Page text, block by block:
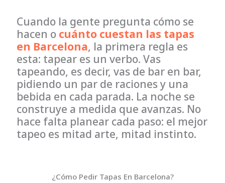
Cuando la gente pregunta cómo se
hacen o cuánto cuestan las tapas
en Barcelona, la primera regla es
esta: tapear es un verbo. Vas
tapeando, es decir, vas de bar en bar,
pidiendo un par de raciones y una
bebida en cada parada. La noche se
construye a medida que avanzas. No
hace falta planear cada paso: el mejor
tapeo es mitad arte, mitad instinto.
¿Cómo Pedir Tapas En Barcelona?